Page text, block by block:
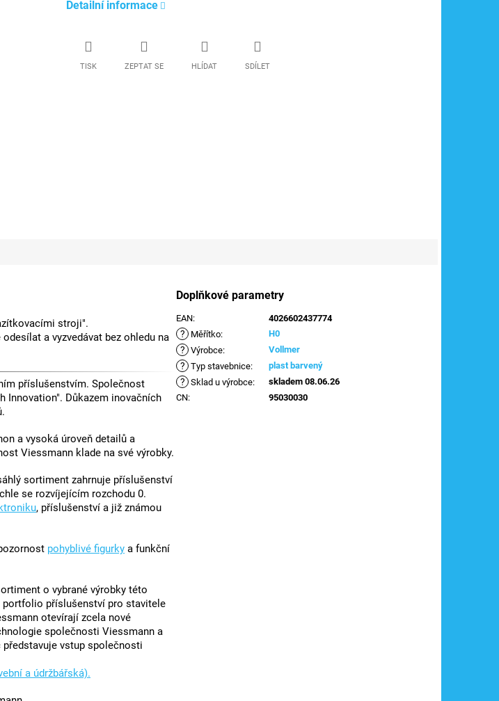
Detailní informace
TISK ZEPTAT SE HLÍDAT SDÍLET
stroji".
a vyzvedávat bez ohledu na
příslušenstvím. Společnost
Innovation". Důkazem inovačních
a vysoká úroveň detailů a
Viessmann klade na své výrobky.
sortiment zahrnuje příslušenství
se rozvíjejícím rozchodu 0.
, příslušenství a již známou
pohyblivé figurky a funkční
o vybrané výrobky této
portfolio příslušenství pro stavitele
otevírají zcela nové
společnosti Viessmann a
vstup společnosti
a údržbářská).
Doplňkové parametry
EAN: 4026602437774
? Měřítko: H0
? Výrobce: Vollmer
? Typ stavebnice: plast barvený
? Sklad u výrobce:
skladem 08.06.26
CN: 95030030